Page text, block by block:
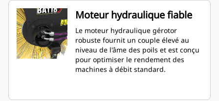
Moteur hydraulique fiable
Le moteur hydraulique gérotor
robuste fournit un couple élevé au
niveau de l'âme des poils et est conçu
pour optimiser le rendement des
machines à débit standard.